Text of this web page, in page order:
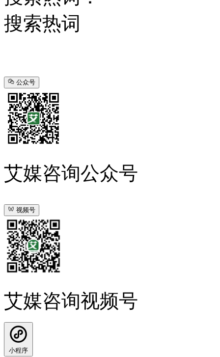
搜索热词
公众号
艾媒咨询公众号
视频号
艾媒咨询视频号
小程序